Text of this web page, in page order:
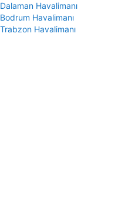
Dalaman Havalimanı
Bodrum Havalimanı
Trabzon Havalimanı